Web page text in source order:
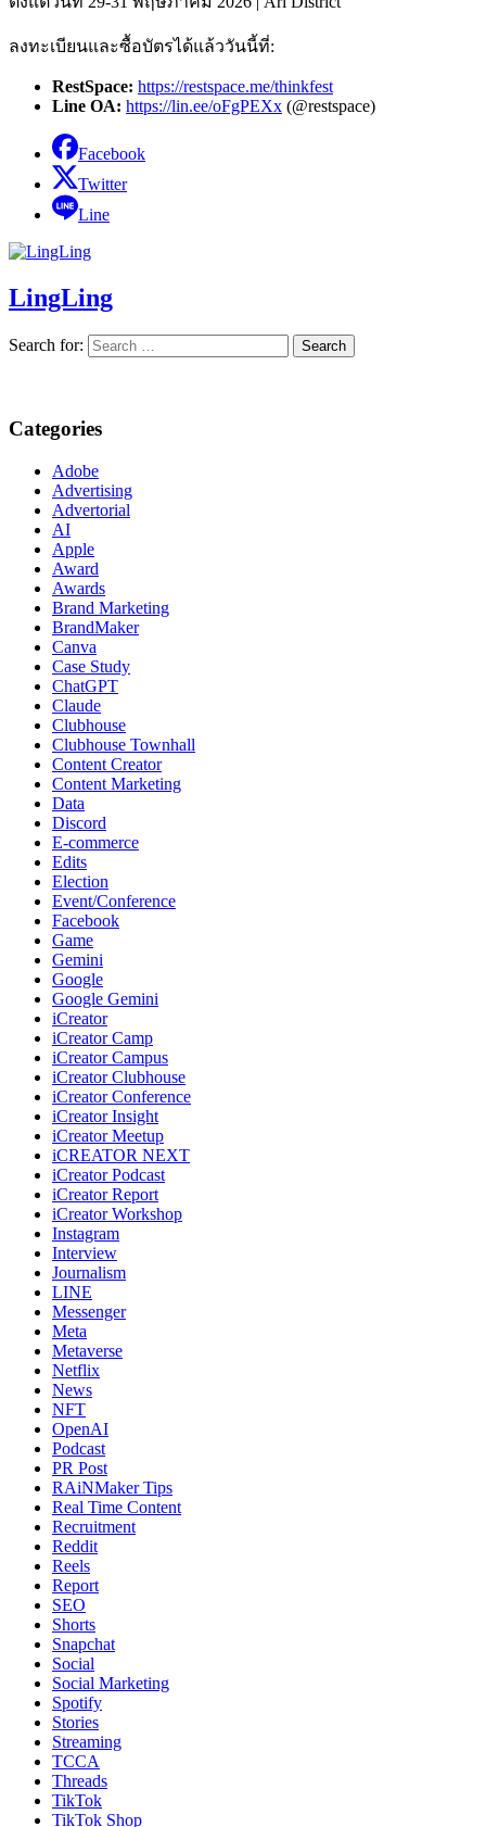
ลงทะเบียนและซื้อบัตรได้แล้ววันนี้ที่:
RestSpace: https://restspace.me/thinkfest
Line OA: https://lin.ee/oFgPEXx (@restspace)
Facebook
Twitter
Line
LingLing
Search for:
Categories
Adobe
Advertising
Advertorial
AI
Apple
Award
Awards
Brand Marketing
BrandMaker
Canva
Case Study
ChatGPT
Claude
Clubhouse
Clubhouse Townhall
Content Creator
Content Marketing
Data
Discord
E-commerce
Edits
Election
Event/Conference
Facebook
Game
Gemini
Google
Google Gemini
iCreator
iCreator Camp
iCreator Campus
iCreator Clubhouse
iCreator Conference
iCreator Insight
iCreator Meetup
iCREATOR NEXT
iCreator Podcast
iCreator Report
iCreator Workshop
Instagram
Interview
Journalism
LINE
Messenger
Meta
Metaverse
Netflix
News
NFT
OpenAI
Podcast
PR Post
RAiNMaker Tips
Real Time Content
Recruitment
Reddit
Reels
Report
SEO
Shorts
Snapchat
Social
Social Marketing
Spotify
Stories
Streaming
TCCA
Threads
TikTok
TikTok Shop